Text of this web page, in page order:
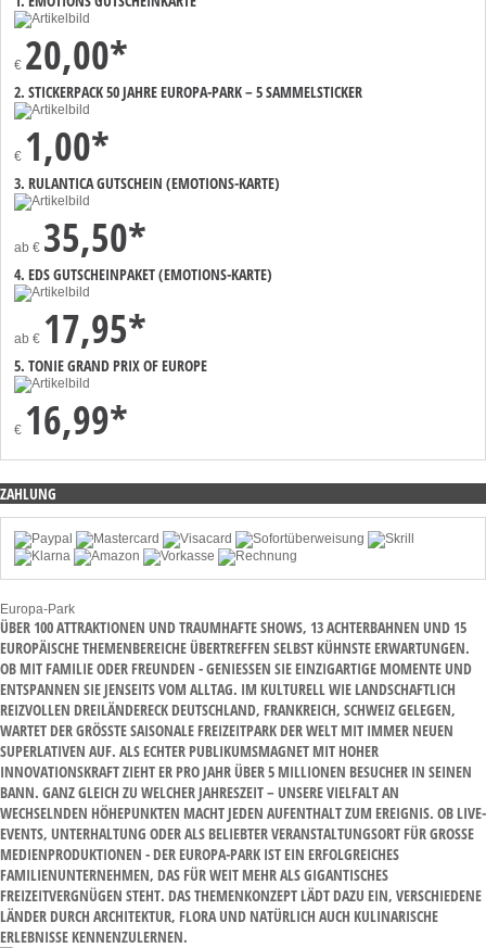
€ 20,00*
2. STICKERPACK 50 JAHRE EUROPA-PARK – 5 SAMMELSTICKER
€ 1,00*
3. RULANTICA GUTSCHEIN (EMOTIONS-KARTE)
ab € 35,50*
4. EDS GUTSCHEINPAKET (EMOTIONS-KARTE)
ab € 17,95*
5. TONIE GRAND PRIX OF EUROPE
€ 16,99*
ZAHLUNG
Europa-Park
ÜBER 100 ATTRAKTIONEN UND TRAUMHAFTE SHOWS, 13 ACHTERBAHNEN UND 15
EUROPÄISCHE THEMENBEREICHE ÜBERTREFFEN SELBST KÜHNSTE ERWARTUNGEN.
OB MIT FAMILIE ODER FREUNDEN - GENIESSEN SIE EINZIGARTIGE MOMENTE UND E
NTSPANNEN SIE JENSEITS VOM ALLTAG. IM KULTURELL WIE LANDSCHAFTLICH R
EIZVOLLEN DREILÄNDERECK DEUTSCHLAND, FRANKREICH, SCHWEIZ GELEGEN, W
ARTET DER GRÖSSTE SAISONALE FREIZEITPARK DER WELT MIT IMMER NEUEN SU
PERLATIVEN AUF. ALS ECHTER PUBLIKUMSMAGNET MIT HOHER IN
NOVATIONSKRAFT ZIEHT ER PRO JAHR ÜBER 5 MILLIONEN BESUCHER IN SEINEN BA
NN. GANZ GLEICH ZU WELCHER JAHRESZEIT – UNSERE VIELFALT AN WE
CHSELNDEN HÖHEPUNKTEN MACHT JEDEN AUFENTHALT ZUM EREIGNIS. OB LIVE-EV
ENTS, UNTERHALTUNG ODER ALS BELIEBTER VERANSTALTUNGSORT FÜR GROSSE MED
IENPRODUKTIONEN - DER EUROPA-PARK IST EIN ERFOLGREICHES FAM
ILIENUNTERNEHMEN, DAS FÜR WEIT MEHR ALS GIGANTISCHES FRE
IZEITVERGNÜGEN STEHT. DAS THEMENKONZEPT LÄDT DAZU EIN, VERSCHIEDENE LÄN
DER DURCH ARCHITEKTUR, FLORA UND NATÜRLICH AUCH KULINARISCHE ERL
EBNISSE KENNENZULERNEN.